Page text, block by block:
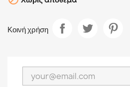
Κοινή χρήση